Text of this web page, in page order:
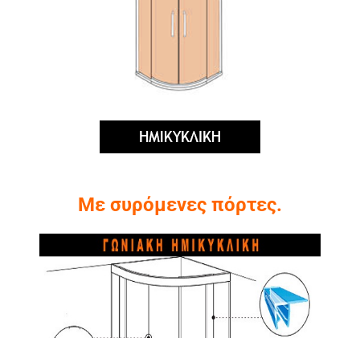
Με συρόμενες πόρτες.